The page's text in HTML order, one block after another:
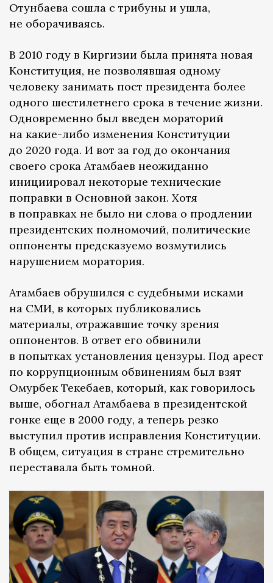
Отунбаева сошла с трибуны и ушла,
не оборачиваясь.
В 2010 году в Киргизии была принята новая
Конституция, не позволявшая одному
человеку занимать пост президента более
одного шестилетнего срока в течение жизни.
Одновременно был введен мораторий
на какие-либо изменения Конституции
до 2020 года. И вот за год до окончания
своего срока Атамбаев неожиданно
инициировал некоторые технические
поправки в Основной закон. Хотя
в поправках не было ни слова о продлении
президентских полномочий, политические
оппоненты предсказуемо возмутились
нарушением моратория.
Атамбаев обрушился с судебными исками
на СМИ, в которых публиковались
материалы, отражавшие точку зрения
оппонентов. В ответ его обвинили
в попытках установления цензуры. Под арест
по коррупционным обвинениям был взят
Омурбек Текебаев, который, как говорилось
выше, обогнал Атамбаева в президентской
гонке еще в 2000 году, а теперь резко
выступил против исправления Конституции.
В общем, ситуация в стране стремительно
переставала быть томной.